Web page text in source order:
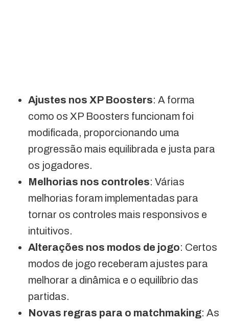
Ajustes nos XP Boosters: A forma
como os XP Boosters funcionam foi
modificada, proporcionando uma
progressão mais equilibrada e justa para
os jogadores.
Melhorias nos controles: Várias
melhorias foram implementadas para
tornar os controles mais responsivos e
intuitivos.
Alterações nos modos de jogo: Certos
modos de jogo receberam ajustes para
melhorar a dinâmica e o equilíbrio das
partidas.
Novas regras para o matchmaking: As